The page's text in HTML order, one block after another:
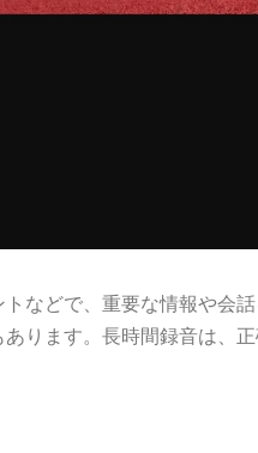
などで、重要な情報や会
ります。長時間録音は、